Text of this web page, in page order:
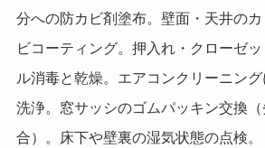
分への防カビ剤塗布。壁面・天井の
ビコーティング。押入れ・クローゼ
ル消毒と乾燥。エアコンクリーニン
洗浄。窓サッシのゴムパッキン交換
合）。床下や壁裏の湿気状態の点検。